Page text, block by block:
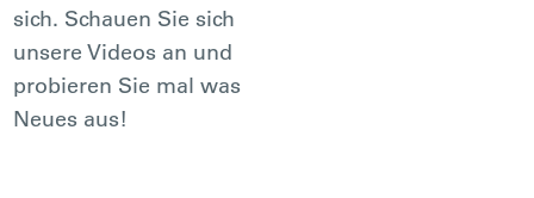
sich. Schauen Sie sich
unsere Videos an und
probieren Sie mal was
Neues aus!